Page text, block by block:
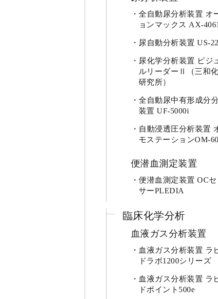
全自動尿分析装置 オ
ョンマックス AX-
尿自動分析装置 US-
尿化学分析装置 ビジ
ルリーダーⅡ（三和
研究所）
全自動尿中有形成分
装置 UF-5000i
自動浸透圧分析装置
モステーションOM-
便潜血測定装置
便潜血測定装置 OC
サーPLEDIA
臨床化学分析
血液ガス分析装置
血液ガス分析装置 ラ
ドラボ1200シリーズ
血液ガス分析装置 ラ
ドポイント500e